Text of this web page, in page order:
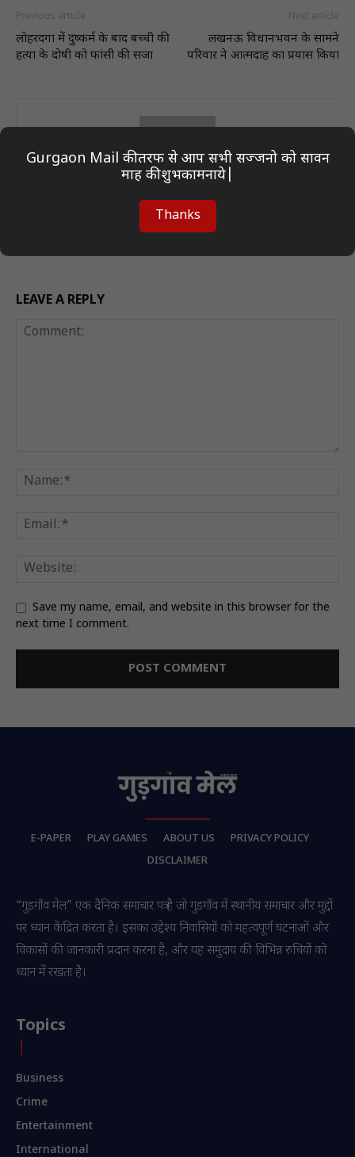
Previous article
लोहरदगा में दुष्कर्म के बाद बच्ची की
हत्या के दोषी को फांसी की सजा
Next article
लखनऊ विधानभवन के सामने
परिवार ने आत्मदाह का प्रयास किया
Author On Desk
LEAVE A REPLY
Save my name, email, and website in this browser for the
next time I comment.
E-PAPER PLAY GAMES ABOUT US
PRIVACY POLICY
DISCLAIMER
“गुडगाँव मेल” एक दैनिक समाचार पत्र है जो गुडगाँव में स्थानीय समाचार और मुद्दों
पर ध्यान केंद्रित करता है। इसका उद्देश्य निवासियों को महत्वपूर्ण घटनाओं और
विकासों की जानकारी प्रदान करना है, और यह समुदाय की विभिन्न रुचियों को
ध्यान में रखता है।
Topics
Business
Crime
Entertainment
International
Gurgaon Mail की तरफ से आप सभी सज्जनो को सावन
माह की शुभकामनाये|
Thanks